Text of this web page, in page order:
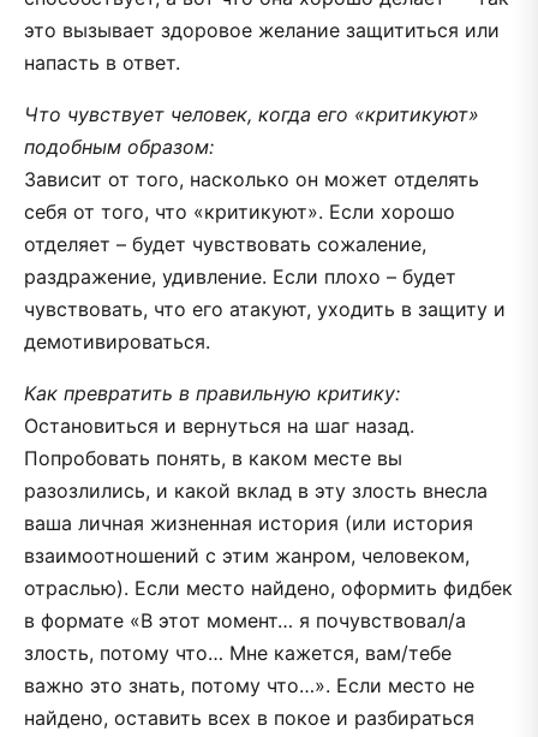
это вызывает здоровое желание защититься или
напасть в ответ.
Что чувствует человек, когда его «критикуют»
подобным образом:
Зависит от того, насколько он может отделять
себя от того, что «критикуют». Если хорошо
отделяет – будет чувствовать сожаление,
раздражение, удивление. Если плохо – будет
чувствовать, что его атакуют, уходить в защиту и
демотивироваться.
Как превратить в правильную критику:
Остановиться и вернуться на шаг назад.
Попробовать понять, в каком месте вы
разозлились, и какой вклад в эту злость внесла
ваша личная жизненная история (или история
взаимоотношений с этим жанром, человеком,
отраслью). Если место найдено, оформить фидбек
в формате «В этот момент… я почувствовал/а
злость, потому что… Мне кажется, вам/тебе
важно это знать, потому что…». Если место не
найдено, оставить всех в покое и разбираться